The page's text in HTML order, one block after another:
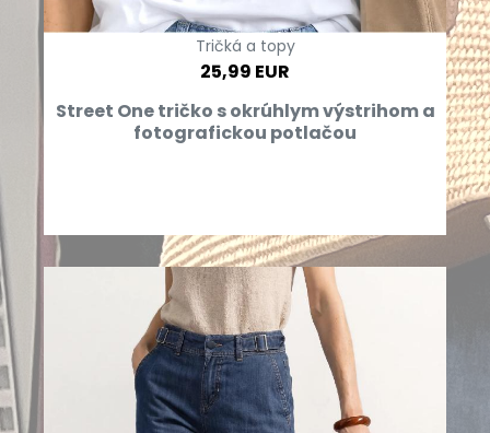
Tričká a topy
25,99 EUR
Street One tričko s okrúhlym výstrihom a
fotografickou potlačou